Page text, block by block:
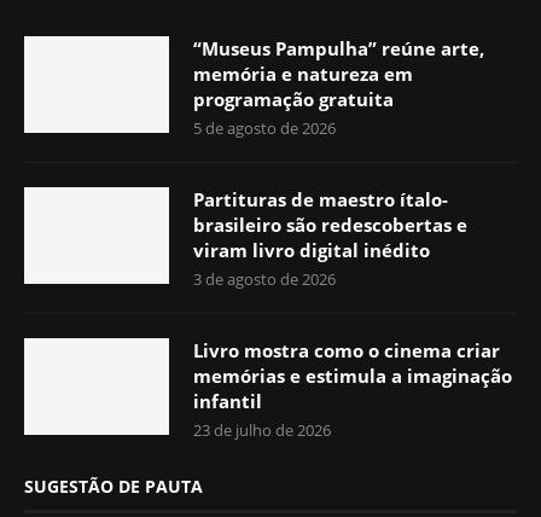
“Museus Pampulha” reúne arte,
memória e natureza em
programação gratuita
5 de agosto de 2026
Partituras de maestro ítalo-
brasileiro são redescobertas e
viram livro digital inédito
3 de agosto de 2026
Livro mostra como o cinema criar
memórias e estimula a imaginação
infantil
23 de julho de 2026
SUGESTÃO DE PAUTA